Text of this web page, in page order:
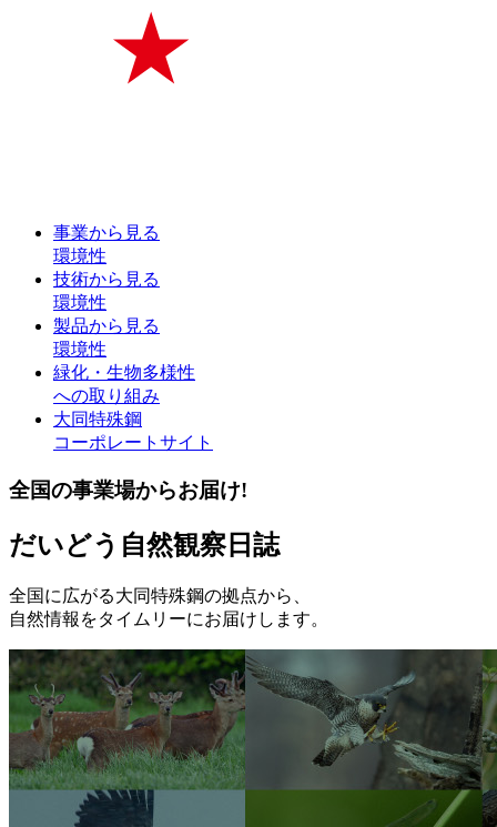
事業から見る
環境性
技術から見る
環境性
製品から見る
環境性
緑化・生物多様性
への取り組み
大同特殊鋼
コーポレートサイト
全国の事業場からお届け!
だいどう自然観察日誌
全国に広がる大同特殊鋼の拠点から、
自然情報をタイムリーにお届けします。